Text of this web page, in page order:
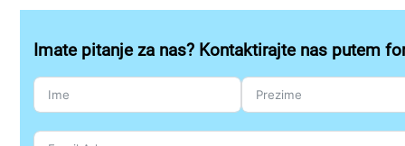
Imate pitanje za nas? Kontaktirajte nas putem